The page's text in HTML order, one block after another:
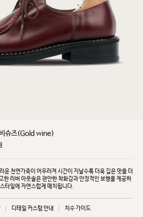
비슈즈(Gold wine)
운 천연가죽이 어우러져 시간이 지날수록 더욱 깊은 멋을 더
한 러버 아웃솔은 편안한 착화감과 안정적인 보행을 제공하
타일에 자연스럽게 매치됩니다.
디테일 커스텀 안내 치수 가이드